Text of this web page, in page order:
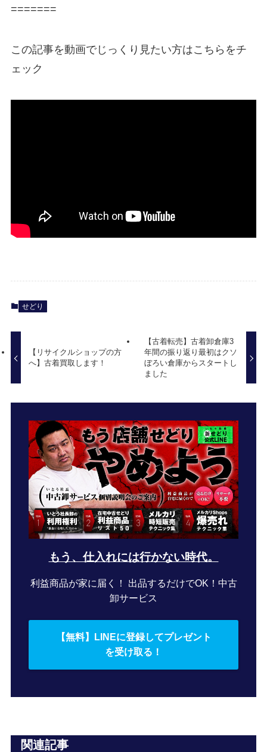
=======
この記事を動画でじっくり見たい方はこちらをチ
ェック
せどり
【リサイクルショップの方
へ】古着買取します！
【古着転売】古着卸倉庫3
年間の振り返り最初はクソ
ぼろい倉庫からスタートし
ました
もう、仕入れには行かない時代。
利益商品が家に届く！ 出品するだけでOK！中古
卸サービス
【無料】LINEに登録してプレゼント
を受け取る！
関連記事